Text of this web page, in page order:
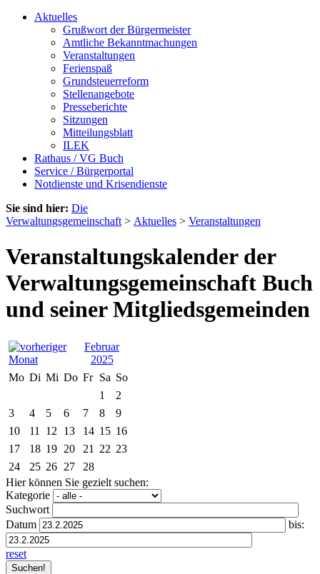
Aktuelles
Grußwort der Bürgermeister
Amtliche Bekanntmachungen
Veranstaltungen
Ferienspaß
Grundsteuerreform
Stellenangebote
Presseberichte
Sitzungen
Mitteilungsblatt
ILEK
Rathaus / VG Buch
Service / Bürgerportal
Notdienste und Krisendienste
Sie sind hier: Die
Verwaltungsgemeinschaft > Aktuelles > Veranstaltungen
Veranstaltungskalender der
Verwaltungsgemeinschaft Buch
und seiner Mitgliedsgemeinden
Februar
2025
Mo Di Mi Do Fr Sa So
1
2
3
4 5 6 7 8
9
10
11 12 13 14 15 16
17
18 19 20 21 22 23
24
25 26 27
28
Hier können Sie gezielt suchen:
Kategorie
Suchwort
Datum
bis:
reset